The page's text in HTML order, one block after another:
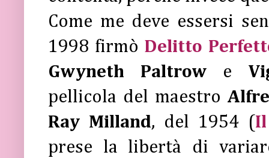
Come me deve essersi
1998 firmò Delitto
Gwyneth Paltrow e
pellicola del maestro
Ray Milland, del 1954 (
prese la libertà di